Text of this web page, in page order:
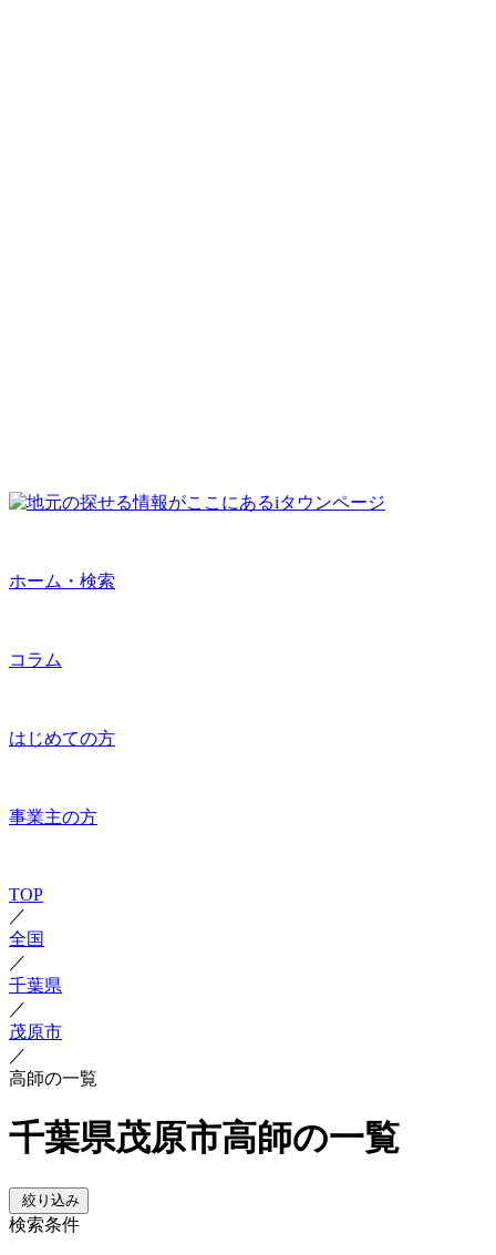
ホーム・検索
コラム
はじめての方
事業主の方
TOP
／
全国
／
千葉県
／
茂原市
／
高師の一覧
千葉県茂原市高師の一覧
絞り込み
検索条件